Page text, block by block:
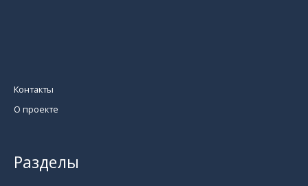
Контакты
О проекте
Разделы